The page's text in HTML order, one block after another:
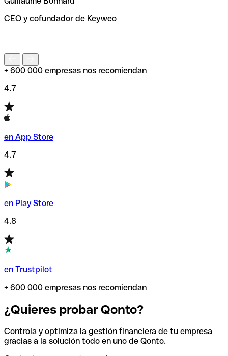
de enviar tu transferencia.
CEO y cofundador de Keyweo
+ 600 000 empresas nos recomiendan
4.7
en App Store
4.7
en Play Store
4.8
en Trustpilot
+ 600 000 empresas nos recomiendan
¿Quieres probar Qonto?
Controla y optimiza la gestión financiera de tu empresa
gracias a la solución todo en uno de Qonto.